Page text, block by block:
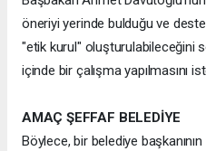
öneriyi yerinde bulduğu ve
"etik kurul" oluşturulabileceğini
içinde bir çalışma yapılmasını
AMAÇ ŞEFFAF BELEDİYE
Böylece, bir belediye